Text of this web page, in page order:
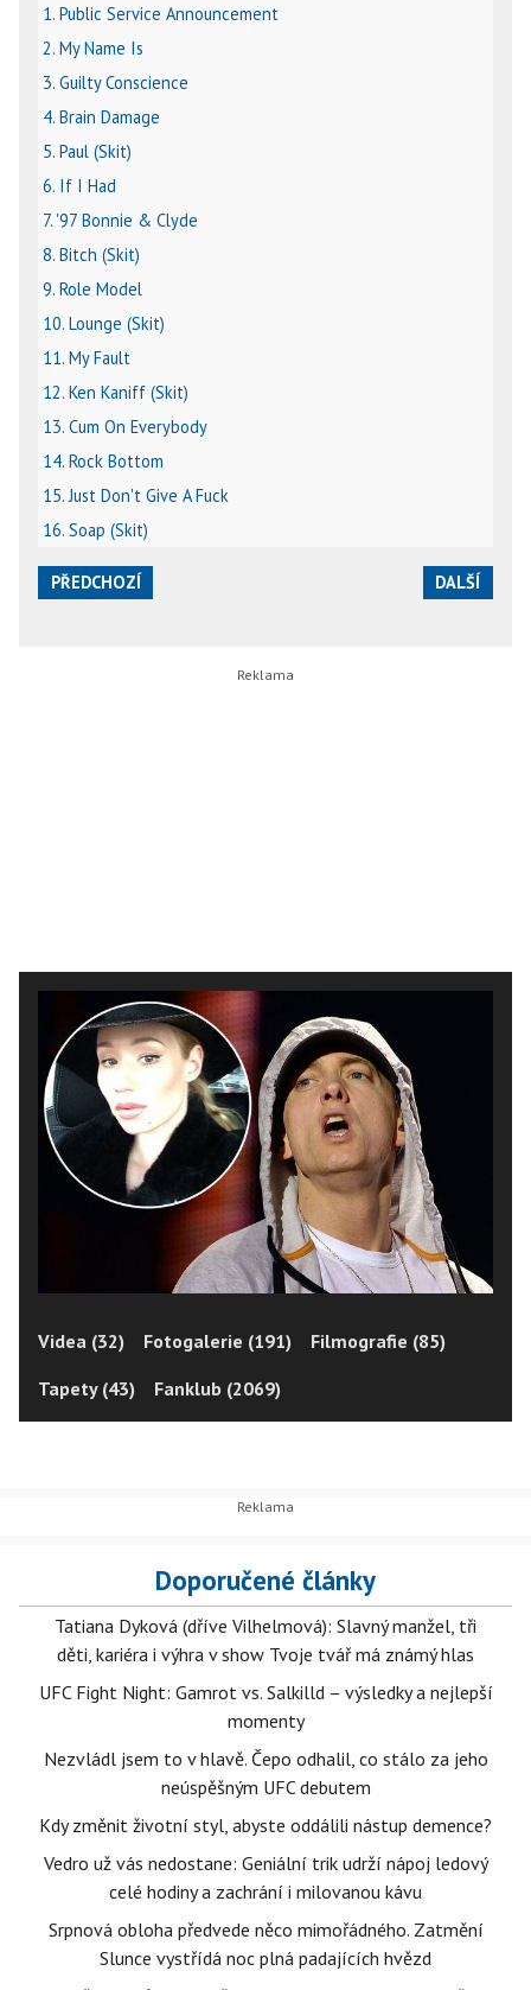
1. Public Service Announcement
2. My Name Is
3. Guilty Conscience
4. Brain Damage
5. Paul (Skit)
6. If I Had
7. '97 Bonnie & Clyde
8. Bitch (Skit)
9. Role Model
10. Lounge (Skit)
11. My Fault
12. Ken Kaniff (Skit)
13. Cum On Everybody
14. Rock Bottom
15. Just Don't Give A Fuck
16. Soap (Skit)
PŘEDCHOZÍ DALŠÍ
Videa (32) Fotogalerie (191)
Filmografie (85)
Tapety (43)
Fanklub (2069)
Doporučené články
Tatiana Dyková (dříve Vilhelmová): Slavný manžel, tři
děti, kariéra i výhra v show Tvoje tvář má známý hlas
UFC Fight Night: Gamrot vs. Salkilld – výsledky a nejlepší
momenty
Nezvládl jsem to v hlavě. Čepo odhalil, co stálo za jeho
neúspěšným UFC debutem
Kdy změnit životní styl, abyste oddálili nástup demence?
Vedro už vás nedostane: Geniální trik udrží nápoj ledový
celé hodiny a zachrání i milovanou kávu
Srpnová obloha předvede něco mimořádného. Zatmění
Slunce vystřídá noc plná padajících hvězd